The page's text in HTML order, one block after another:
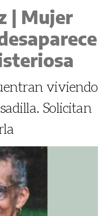
| Mujer
viviendo
Solicitan